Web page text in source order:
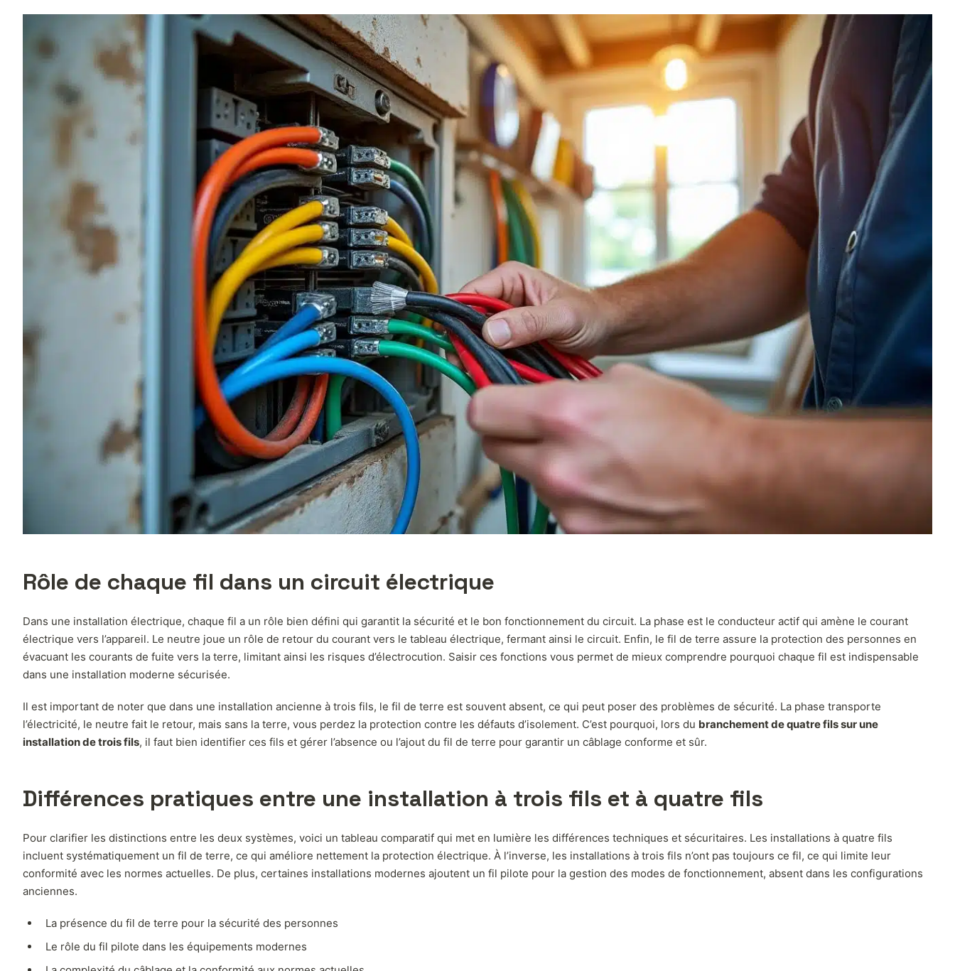
Rôle de chaque fil dans un circuit électrique
Dans une installation électrique, chaque fil a un rôle bien défini qui garantit la sécurité et le bon fonctionnement du circuit. La phase est le conducteur actif qui amène le courant
électrique vers l’appareil. Le neutre joue un rôle de retour du courant vers le tableau électrique, fermant ainsi le circuit. Enfin, le fil de terre assure la protection des personnes en
évacuant les courants de fuite vers la terre, limitant ainsi les risques d’électrocution. Saisir ces fonctions vous permet de mieux comprendre pourquoi chaque fil est indispensable
dans une installation moderne sécurisée.
Il est important de noter que dans une installation ancienne à trois fils, le fil de terre est souvent absent, ce qui peut poser des problèmes de sécurité. La phase transporte
l’électricité, le neutre fait le retour, mais sans la terre, vous perdez la protection contre les défauts d’isolement. C’est pourquoi, lors du branchement de quatre fils sur une
installation de trois fils, il faut bien identifier ces fils et gérer l’absence ou l’ajout du fil de terre pour garantir un câblage conforme et sûr.
Différences pratiques entre une installation à trois fils et à quatre fils
Pour clarifier les distinctions entre les deux systèmes, voici un tableau comparatif qui met en lumière les différences techniques et sécuritaires. Les installations à quatre fils
incluent systématiquement un fil de terre, ce qui améliore nettement la protection électrique. À l’inverse, les installations à trois fils n’ont pas toujours ce fil, ce qui limite leur
conformité avec les normes actuelles. De plus, certaines installations modernes ajoutent un fil pilote pour la gestion des modes de fonctionnement, absent dans les configurations
anciennes.
La présence du fil de terre pour la sécurité des personnes
Le rôle du fil pilote dans les équipements modernes